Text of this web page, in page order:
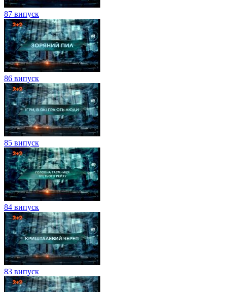
87 випуск
86 випуск
85 випуск
84 випуск
83 випуск